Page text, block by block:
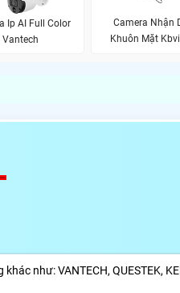
Ip AI Full Color
Vantech
Camera Nhận
Khuôn Mặt
như: VANTECH, QUESTEK,